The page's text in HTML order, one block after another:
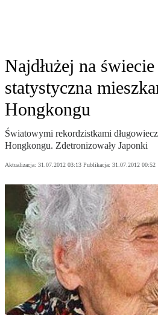
Najdłużej na
statystyczna
Hongkongu
Światowymi rekordzistkami
Hongkongu. Zdetronizowały Japonki
Aktualizacja: 31.07.2012 03:13 Publikacja: 31.07.2012 00:52